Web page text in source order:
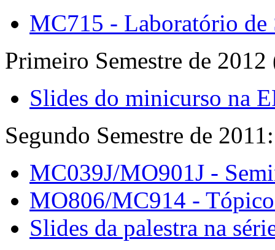
MC715 - Laboratório de
Primeiro Semestre de
Slides do minicurso na
Segundo Semestre de 2011:
MC039J/MO901J -
MO806/MC914 -
Slides da palestra na